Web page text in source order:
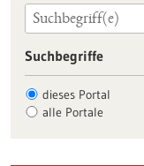
Suchbegriffe
dieses Portal
alle Portale